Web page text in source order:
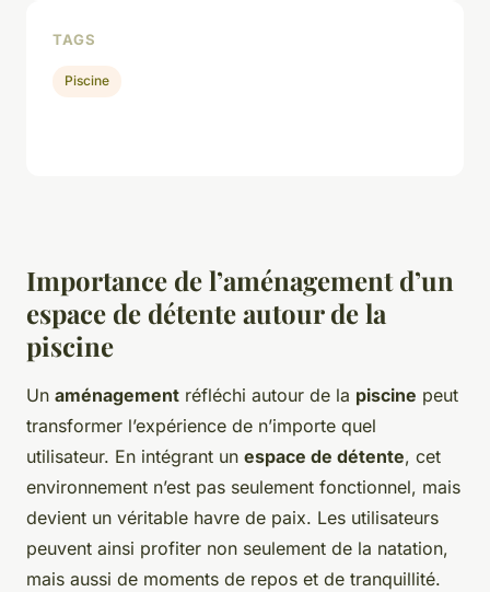
Importance de l’aménagement d’un
espace de détente autour de la
piscine
Un aménagement réfléchi autour de la piscine peut
transformer l’expérience de n’importe quel
utilisateur. En intégrant un espace de détente, cet
environnement n’est pas seulement fonctionnel, mais
devient un véritable havre de paix. Les utilisateurs
peuvent ainsi profiter non seulement de la natation,
mais aussi de moments de repos et de tranquillité.
TAGS
Piscine